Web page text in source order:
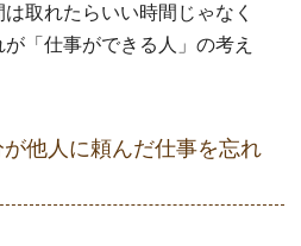
取れたらいい時間じゃなく
「仕事ができる人」の考え
他人に頼んだ仕事を忘れ